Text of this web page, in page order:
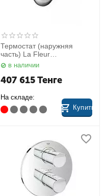
Термостат (наружняя
часть) La Fleur
36.416.968.00
Villeroy&Boch
в наличии
407 615Тенге
На складе:
Купить